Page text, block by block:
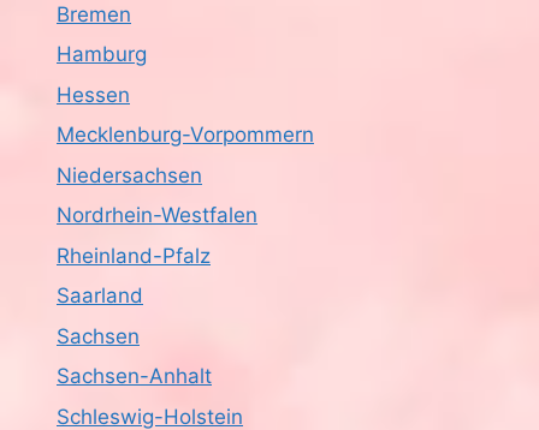
Bremen
Hamburg
Hessen
Mecklenburg-Vorpommern
Niedersachsen
Nordrhein-Westfalen
Rheinland-Pfalz
Saarland
Sachsen
Sachsen-Anhalt
Schleswig-Holstein